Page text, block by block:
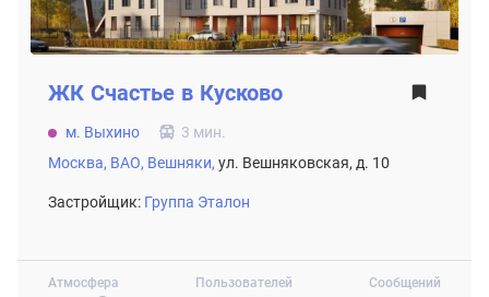
Атмосфера
Пользователей
Сообщений
ЖК Счастье в Кусково
м. Выхино
3 мин.
Москва, ВАО, Вешняки, ул. Вешняковская, д. 10
Застройщик: Группа Эталон